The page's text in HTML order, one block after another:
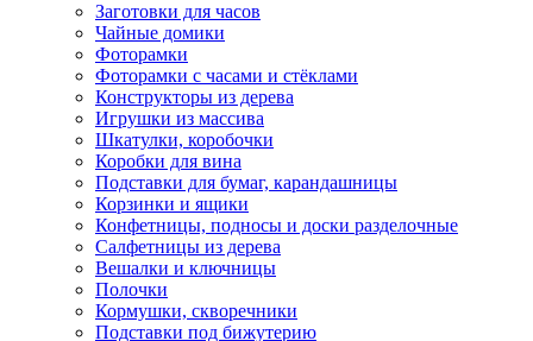
Заготовки для часов
Чайные домики
Фоторамки
Фоторамки с часами и стёклами
Конструкторы из дерева
Игрушки из массива
Шкатулки, коробочки
Коробки для вина
Подставки для бумаг, карандашницы
Корзинки и ящики
Конфетницы, подносы и доски разделочные
Салфетницы из дерева
Вешалки и ключницы
Полочки
Кормушки, скворечники
Подставки под бижутерию